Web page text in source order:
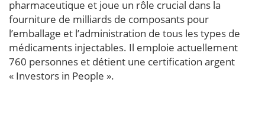
pharmaceutique et joue un rôle crucial dans la
fourniture de milliards de composants pour
l’emballage et l’administration de tous les types de
médicaments injectables. Il emploie actuellement
760 personnes et détient une certification argent
« Investors in People ».